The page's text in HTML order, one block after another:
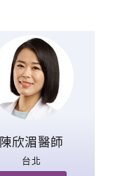
陳欣湄醫師
台北